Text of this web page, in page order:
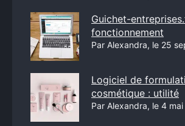
Guichet-
fonctionnement
Par Alexandra, le 25
Logiciel de
cosmétique : utilité
Par Alexandra, le 4